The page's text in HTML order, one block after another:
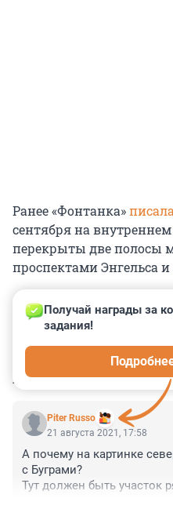
Ранее «Фонтанка»писала
сентября на
перекрыты две полосы
проспектами Энгельса
КОММЕНТАРИИ 2
Piter Russo
Получай награды за
задания!
21 августа 2021, 17:58
А почему на картинке
с Буграми?
Тут должен быть участок